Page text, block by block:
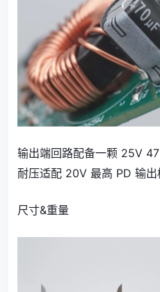
输出端回路配备一颗 25V
耐压适配 20V 最高 PD 输出
尺寸&重量